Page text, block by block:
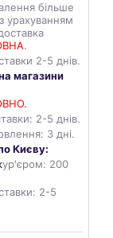
більше
урахуванням
.
2-5 днів.
магазини
2-5 днів.
3 дні.
Києву:
ур'єром: 200
2-5